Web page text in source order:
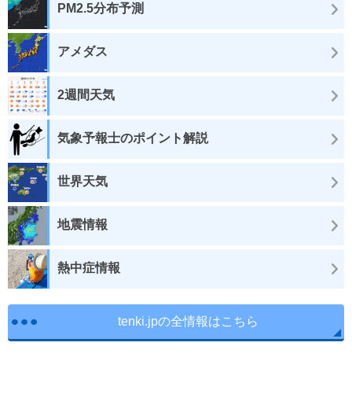
PM2.5分布予測
アメダス
2週間天気
気象予報士のポイント解説
世界天気
地震情報
熱中症情報
tenki.jpの全情報はこちら